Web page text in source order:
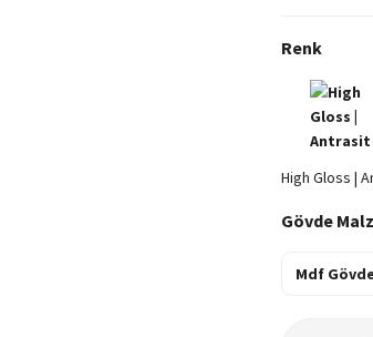
Renk
Gövde
Mdf Gövde